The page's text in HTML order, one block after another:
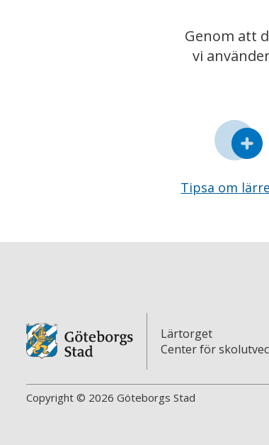
Genom att
vi
Tipsa om
Lärtorget
Center för
Copyright © 2026 Göteborgs Stad